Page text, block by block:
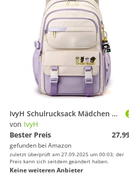
IvyH Schulrucksack Mädchen Rucksack Teenager Lässige Daypack Wasserdicht, 15,6 Zoll Laptop-Rucksack für Jungen Mädchen 3-9. klasse Grundschulen Gymnasien Universität Schultasche Groß, Violett
von IvyH
Bester Preis
gefunden bei Amazon
zuletzt überprüft am 27.09.2025 um 00:03; der
Preis kann sich seitdem geändert haben.
Keine weiteren Anbieter